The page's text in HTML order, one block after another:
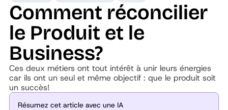
Comment réconcilier
le Produit et le
Business?
Ces deux métiers ont tout intérêt à unir leurs énergies
car ils ont un seul et même objectif : que le produit soit
un succès!
Résumez cet article avec une IA